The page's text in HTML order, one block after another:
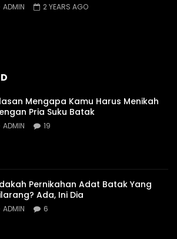
ADMIN 2 YEARS AGO
Mengapa Kamu Harus Menikah
Pria Suku Batak
ADMIN 19
Pernikahan Adat Batak Yang
Ada, Ini Dia
ADMIN 6